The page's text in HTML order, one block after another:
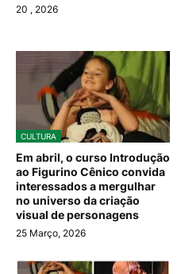
20 , 2026
CULTURA
Em abril, o curso Introdução
ao Figurino Cênico convida
interessados a mergulhar
no universo da criação
visual de personagens
25 Março, 2026